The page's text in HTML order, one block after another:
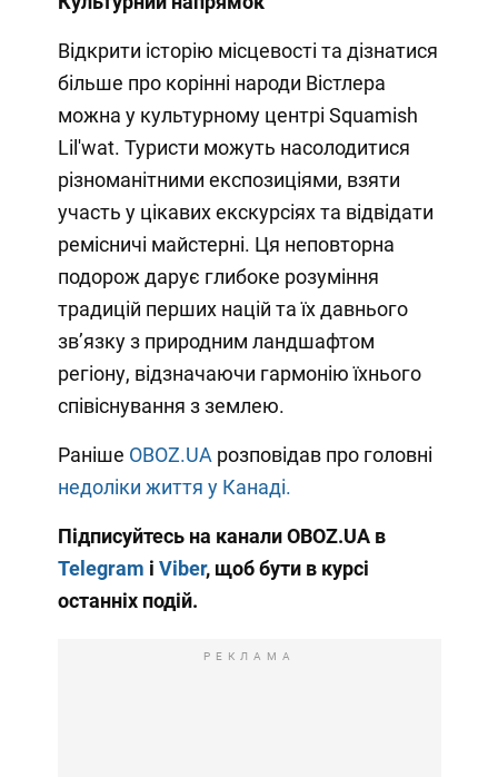
Відкрити історію місцевості та дізнатися
більше про корінні народи Вістлера
можна у культурному центрі Squamish
Lil'wat. Туристи можуть насолодитися
різноманітними експозиціями, взяти
участь у цікавих екскурсіях та відвідати
ремісничі майстерні. Ця неповторна
подорож дарує глибоке розуміння
традицій перших націй та їх давнього
зв’язку з природним ландшафтом
регіону, відзначаючи гармонію їхнього
співіснування з землею.
Раніше OBOZ.UA розповідав про головні
недоліки життя у Канаді.
Підписуйтесь на канали OBOZ.UA в
Telegram і Viber, щоб бути в курсі
останніх подій.
РЕКЛАМА